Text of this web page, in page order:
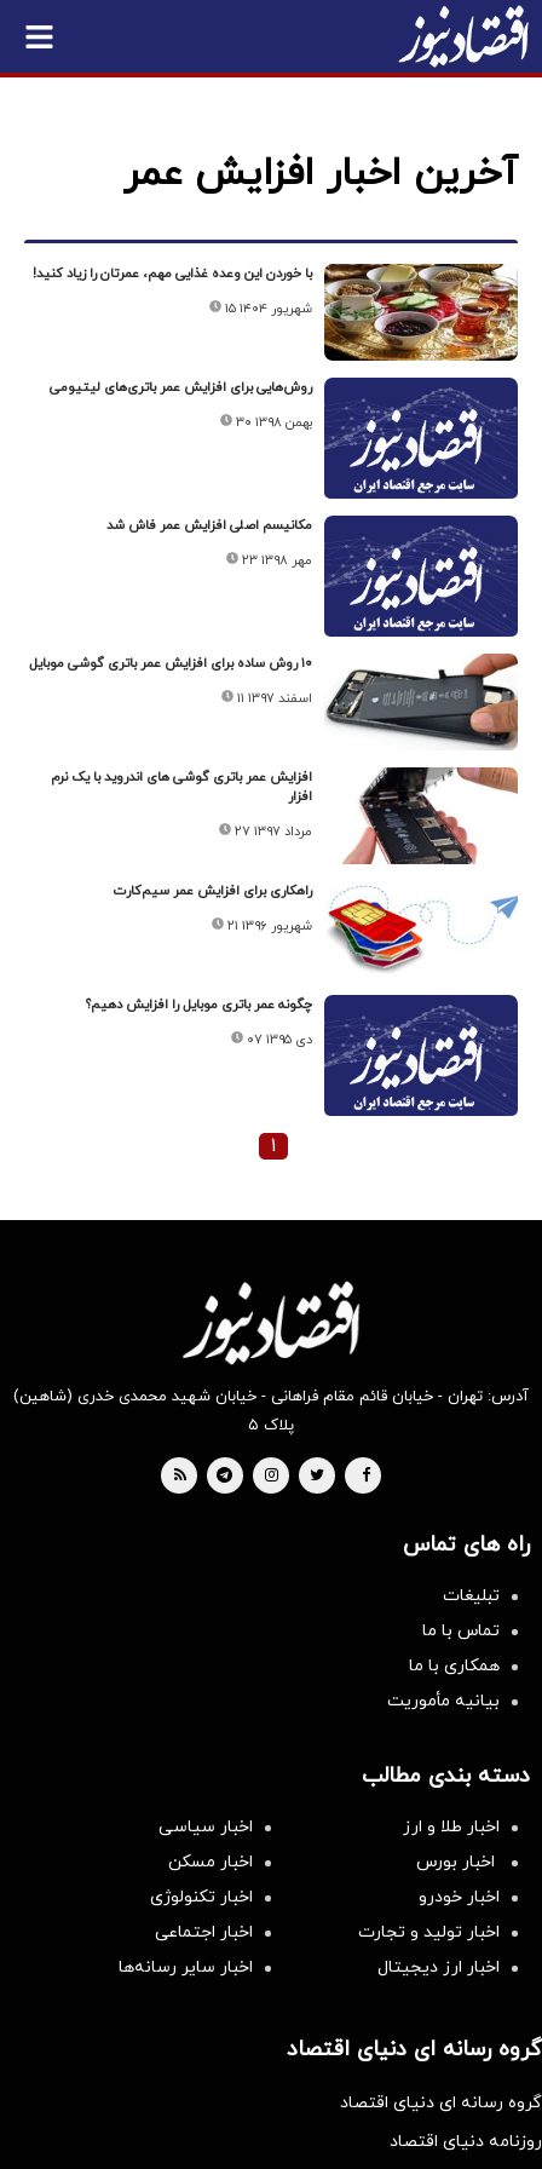
آخرین اخبار افزایش عمر
با خوردن این وعده غذایی مهم، عمرتان را زیاد کنید!
۱۵ شهریور ۱۴۰۴
روش‌هایی برای افزایش عمر باتری‌های لیتیومی
۳۰ بهمن ۱۳۹۸
مکانیسم اصلی افزایش عمر فاش شد
۲۳ مهر ۱۳۹۸
۱۰ روش ساده برای افزایش عمر باتری گوشی موبایل
۱۱ اسفند ۱۳۹۷
افزایش عمر باتری گوشی های اندروید با یک نرم
افزار
۲۷ مرداد ۱۳۹۷
راهکاری برای افزایش عمر سیم‌کارت
۲۱ شهریور ۱۳۹۶
چگونه عمر باتری موبایل را افزایش دهیم؟
۰۷ دی ۱۳۹۵
۱
آدرس: تهران - خیابان قائم مقام فراهانی - خیابان شهید محمدی خدری (شاهین)
پلاک ۵
راه های تماس
تبلیغات
تماس با ما
همکاری با ما
بیانیه مأموریت
دسته بندی مطالب
اخبار طلا و ارز
اخبار سیاسی
اخبار بورس
اخبار مسکن
اخبار خودرو
اخبار تکنولوژی
اخبار تولید و تجارت
اخبار اجتماعی
اخبار ارز دیجیتال
اخبار سایر رسانه‌‌ها
گروه رسانه ای دنیای اقتصاد
گروه رسانه ای دنیای اقتصاد
روزنامه دنیای اقتصاد